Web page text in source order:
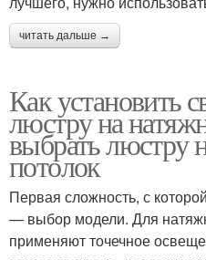
читать дальше →
Как установить
люстру на
выбрать люстру
потолок
Первая сложность, с
— выбор модели. Для
применяют точечное